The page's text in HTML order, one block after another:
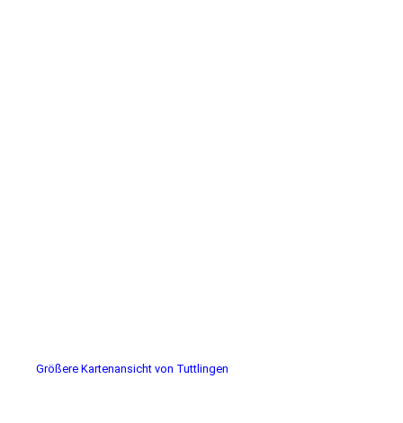
Größere Kartenansicht von Tuttlingen